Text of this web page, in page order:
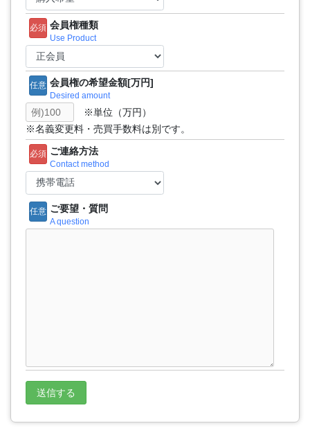
必須 会員権種類
Use Product
任意 会員権の希望金額[万円]
Desired amount
※単位（万円）
※名義変更料・売買手数料は別です。
必須 ご連絡方法
Contact method
任意 ご要望・質問
A question